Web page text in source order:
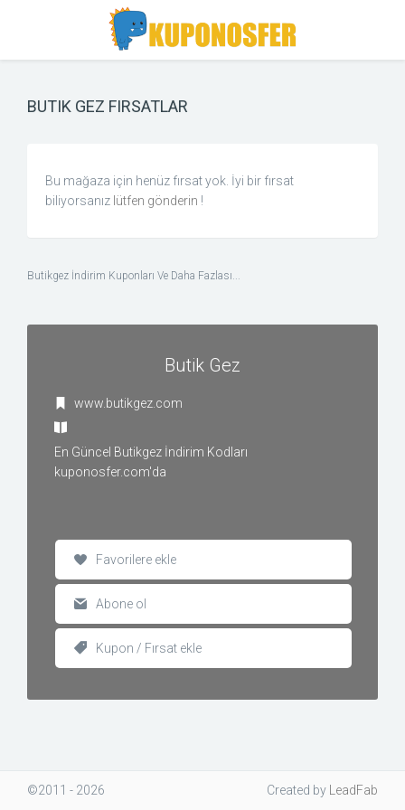
navigation
BUTIK GEZ FIRSATLAR
Bu mağaza için henüz fırsat yok. İyi bir fırsat
biliyorsanız lütfen gönderin !
Butikgez İndirim Kuponları Ve Daha Fazlası...
Butik Gez
www.butikgez.com
En Güncel Butikgez İndirim Kodları
kuponosfer.com'da
Favorilere ekle
Abone ol
Kupon / Fırsat ekle
©2011 - 2026 Created by LeadFab